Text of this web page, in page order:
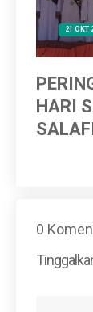
21 OKT
HARI
0